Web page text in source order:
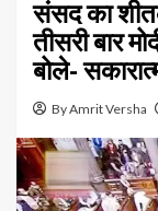
संसद का
तीसरी बार
बोले-
By Amrit Versha